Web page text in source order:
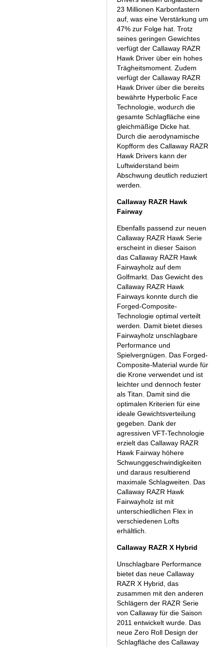
23 Millionen Karbonfastern
auf, was eine Verstärkung um
47% zur Folge hat. Trotz
seines geringen Gewichtes
verfügt der Callaway RAZR
Hawk Driver über ein hohes
Trägheitsmoment. Zudem
verfügt der Callaway RAZR
Hawk Driver über die bereits
bewährte Hyperbolic Face
Technologie, wodurch die
gesamte Schlagfläche eine
gleichmäßige Dicke hat.
Durch die aerodynamische
Kopfform des Callaway RAZR
Hawk Drivers kann der
Luftwiderstand beim
Abschwung deutlich reduziert
werden.
Callaway RAZR Hawk
Fairway
Ebenfalls passend zur neuen
Callaway RAZR Hawk Serie
erscheint in dieser Saison
das Callaway RAZR Hawk
Fairwayholz auf dem
Golfmarkt. Das Gewicht des
Callaway RAZR Hawk
Fairways konnte durch die
Forged-Composite-
Technologie optimal verteilt
werden. Damit bietet dieses
Fairwayholz unschlagbare
Performance und
Spielvergnügen. Das Forged-
Composite-Material wurde für
die Krone verwendet und ist
leichter und dennoch fester
als Titan. Damit sind die
optimalen Kriterien für eine
ideale Gewichtsverteilung
gegeben. Dank der
agressiven VFT-Technologie
erzielt das Callaway RAZR
Hawk Fairway höhere
Schwunggeschwindigkeiten
und daraus resultierend
maximale Schlagweiten. Das
Callaway RAZR Hawk
Fairwayholz ist mit
unterschiedlichen Flex in
verschiedenen Lofts
erhältlich.
Callaway RAZR X Hybrid
Unschlagbare Performance
bietet das neue Callaway
RAZR X Hybrid, das
zusammen mit den anderen
Schlägern der RAZR Serie
von Callaway für die Saison
2011 entwickelt wurde. Das
neue Zero Roll Design der
Schlagfläche des Callaway